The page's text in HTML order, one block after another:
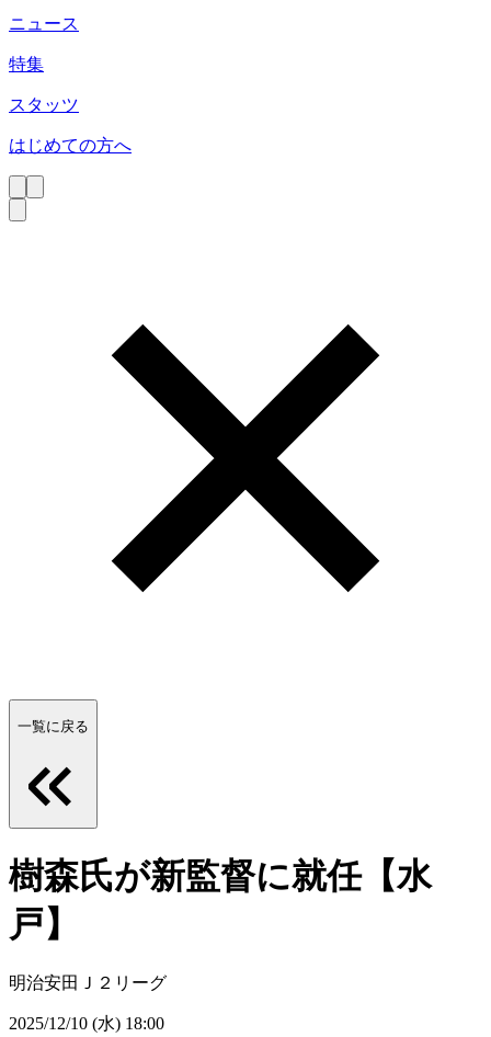
ニュース
特集
スタッツ
はじめての方へ
一覧に戻る
樹森氏が新監督に就任【水
戸】
明治安田Ｊ２リーグ
2025/12/10 (水) 18:00